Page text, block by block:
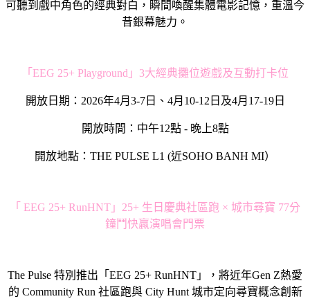
可聽到戲中角色的經典對白，瞬間喚醒集體電影記憶，重溫今
昔銀幕魅力。
「EEG 25+ Playground」3大經典攤位遊戲及互動打卡位
開放日期：2026年4月3-7日、4月10-12日及4月17-19日
開放時間：中午12點 - 晚上8點
開放地點：THE PULSE L1 (近SOHO BANH MI）
「 EEG 25+ RunHNT」25+ 生日慶典社區跑 × 城市尋寶 77分
鐘鬥快贏演唱會門票
The Pulse 特別推出「EEG 25+ RunHNT」，將近年Gen Z熱愛
的 Community Run 社區跑與 City Hunt 城市定向尋寶概念創新